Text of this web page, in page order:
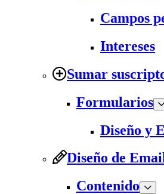
Campos
Intereses
Sumar
Formularios
Diseño y
Diseño de
Contenido